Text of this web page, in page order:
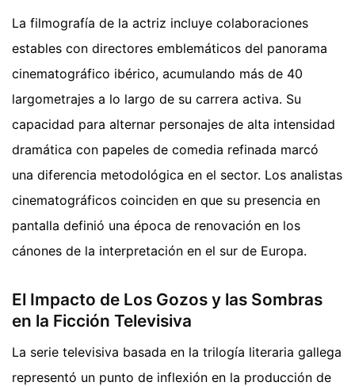
La filmografía de la actriz incluye colaboraciones
estables con directores emblemáticos del panorama
cinematográfico ibérico, acumulando más de 40
largometrajes a lo largo de su carrera activa. Su
capacidad para alternar personajes de alta intensidad
dramática con papeles de comedia refinada marcó
una diferencia metodológica en el sector. Los analistas
cinematográficos coinciden en que su presencia en
pantalla definió una época de renovación en los
cánones de la interpretación en el sur de Europa.
El Impacto de Los Gozos y las Sombras
en la Ficción Televisiva
La serie televisiva basada en la trilogía literaria gallega
representó un punto de inflexión en la producción de